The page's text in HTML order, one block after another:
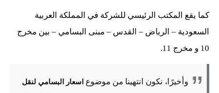
كما يقع المكتب الرئيسي للشركة في المملكة العربية
السعودية – الرياض – القدس – مبنى البسامي – بين مخرج
10 و مخرج 11.
وأخيرًا، نكون انتهينا من موضوع اسعار البسامي لنقل